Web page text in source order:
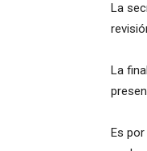
La
La
Es